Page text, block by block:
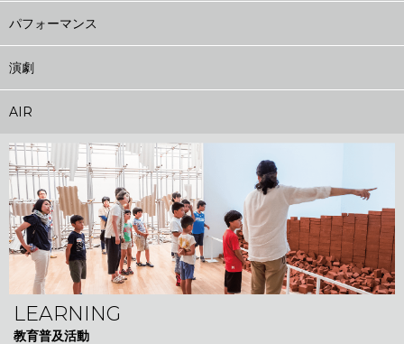
パフォーマンス
演劇
AIR
LEARNING
教育普及活動